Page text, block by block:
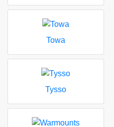
Towa
Tysso